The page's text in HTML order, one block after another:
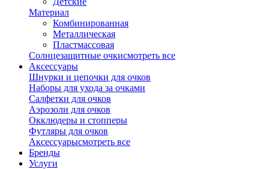
Материал
Комбинированная
Металлическая
Пластмассовая
Солнцезащитные очкисмотреть все
Аксессуары
Шнурки и цепочки для очков
Наборы для ухода за очками
Салфетки для очков
Аэрозоли для очков
Окклюдеры и стопперы
Футляры для очков
Аксессуарысмотреть все
Бренды
Услуги